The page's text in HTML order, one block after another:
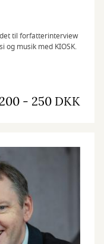
til forfatterinterview
og musik med KIOSK.
200 - 250 DKK